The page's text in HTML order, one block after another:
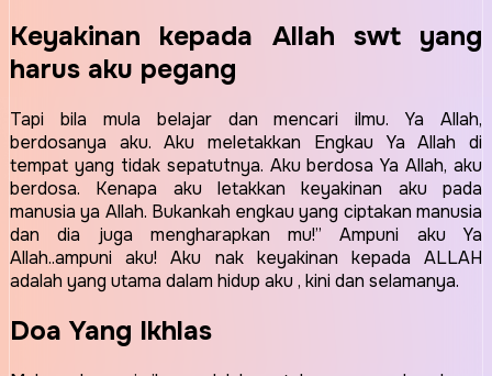
Keyakinan kepada Allah swt yang
harus aku pegang
Tapi bila mula belajar dan mencari ilmu. Ya Allah,
berdosanya aku. Aku meletakkan Engkau Ya Allah di
tempat yang tidak sepatutnya. Aku berdosa Ya Allah, aku
berdosa. Kenapa aku letakkan keyakinan aku pada
manusia ya Allah. Bukankah engkau yang ciptakan manusia
dan dia juga mengharapkan mu!” Ampuni aku Ya
Allah..ampuni aku! Aku nak keyakinan kepada ALLAH
adalah yang utama dalam hidup aku , kini dan selamanya.
Doa Yang Ikhlas